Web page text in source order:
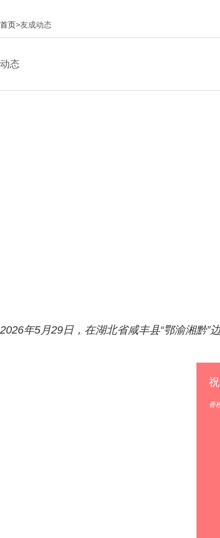
首页>友成动态
动态
2026年5月29日，在湖北省咸丰县“鄂渝湘黔
香